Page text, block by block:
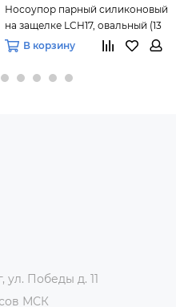
Носоупор парный силиконовый
на защелке LCH17, овальный (13
мм), 10 пар
В корзину
ул. Победы д. 11
МСК